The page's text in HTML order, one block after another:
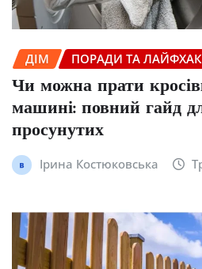
ДІМ ПОРАДИ ТА
Чи можна прати
машині: повний гайд
просунутих
Ірина Костюковська